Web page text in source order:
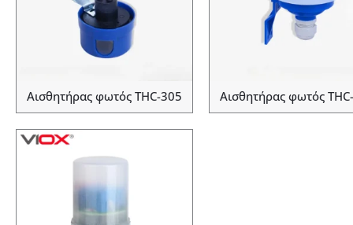
Αισθητήρας φωτός THC-305 Αισθητήρας φωτός